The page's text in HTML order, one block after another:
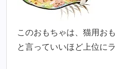
このおもちゃは、猫用お
と言っていいほど上位に